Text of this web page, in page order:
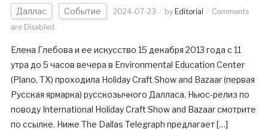
Даллас Событие 2024-07-23 by Editorial
Comments
are Disabled
Елена Глебова и ее искусство 15 декабря 2013 года с 11
утра до 5 часов вечера в Environmental Education Center
(Plano, TX) проходила Holiday Craft Show and Bazaar (первая
Русская ярмарка) русскозычного Далласа. Ньюс-релиз по
поводу International Holiday Craft Show and Bazaar смотрите
по ссылке. Ниже The Dallas Telegraph предлагает […]